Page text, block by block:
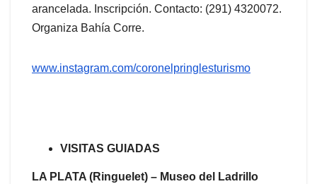
arancelada. Inscripción. Contacto: (291) 4320072.
Organiza Bahía Corre.
www.instagram.com/coronelpringlesturismo
VISITAS GUIADAS
LA PLATA (Ringuelet) – Museo del Ladrillo